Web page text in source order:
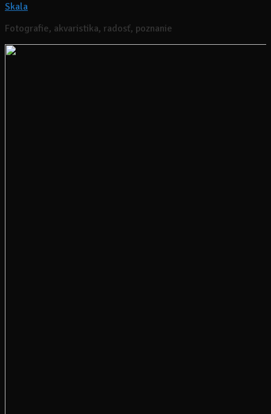
Skala
Fotografie, akvaristika, radosť, poznanie